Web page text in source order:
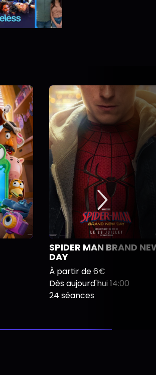
SPIDER MAN BRAND
DAY
À partir de 6€
Dès aujourd'hui 14:00
24 séances